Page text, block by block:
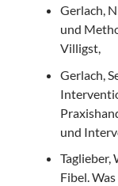
Gerlach,
und
Villigst,
Gerlach,
und
Fibel.